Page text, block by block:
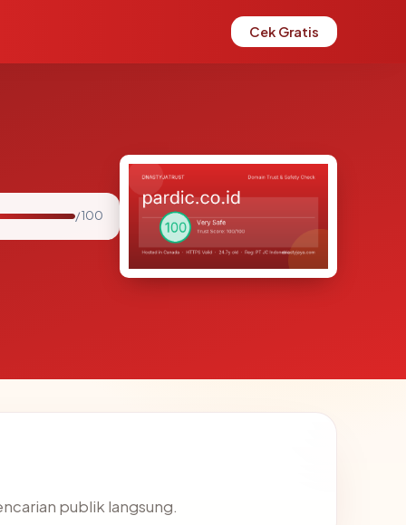
Cek Gratis
/ 100
publik langsung.